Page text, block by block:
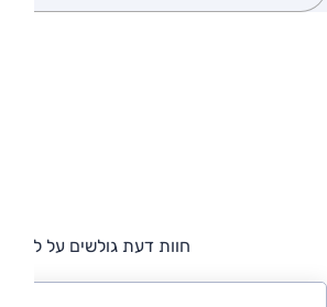
חוות דעת גולשים על לקסוס LS